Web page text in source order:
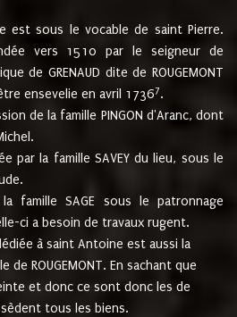
est sous le vocable de saint Pierre.
vers 1510 par le seigneur de
de GRENAUD dite de ROUGEMONT
ensevelie en avril 17367.
de la famille PINGON d'Aranc, dont
par la famille SAVEY du lieu, sous le
famille SAGE sous le patronnage
ci a besoin de travaux rugent.
à saint Antoine est aussi la
de ROUGEMONT. En sachant que
et donc ce sont donc les de
tous les biens.